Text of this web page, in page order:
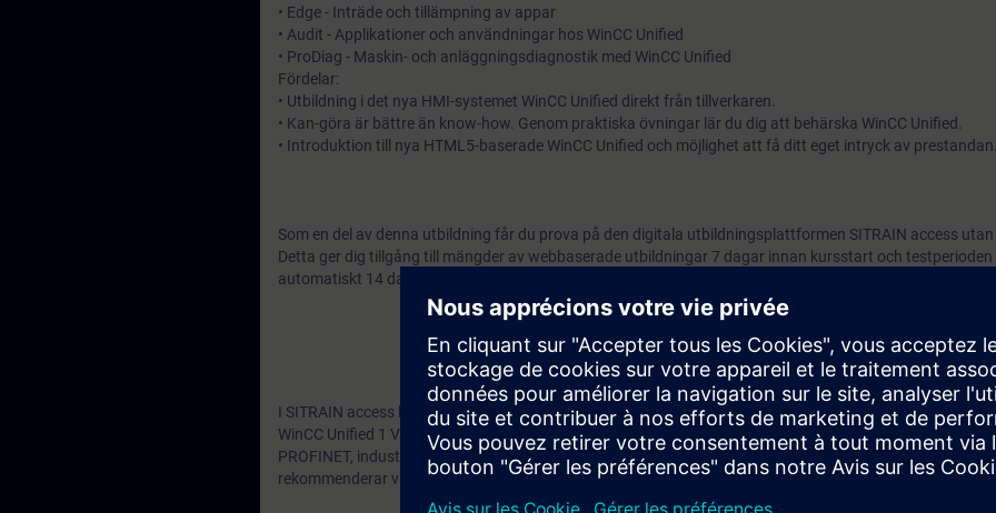
• Edge - Inträde och tillämpning av appar
• Audit - Applikationer och användningar hos WinCC Unified
• ProDiag - Maskin- och anläggningsdiagnostik med WinCC Unified
Fördelar:
• Utbildning i det nya HMI-systemet WinCC Unified direkt från tillverkaren.
• Kan-göra är bättre än know-how. Genom praktiska övningar lär du dig att behärska WinCC Unified.
• Introduktion till nya HTML5-baserade WinCC Unified och möjlighet att få ditt eget intryck av prestandan.
Som en del av denna utbildning får du prova på den digitala utbildningsplattformen SITRAIN access utan
Detta ger dig tillgång till mängder av webbaserade utbildningar 7 dagar innan kursstart och
automatiskt 14 dagar efter kursens slut.
Mer information om
I SITRAIN access hittar du webbutbildningar för till exempel Automation Basic (Curriculum) och
WinCC Unified 1 V18 - Basic Course (Curriculum V2) samt andra utbildningar inom bland annat HMI, TIA
PROFINET, industriell kommunikation och digitalisering. Som en introduktion till den digitala
rekommenderar vi följande webbaserade utbildningar: